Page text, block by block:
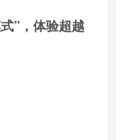
”，体验超越